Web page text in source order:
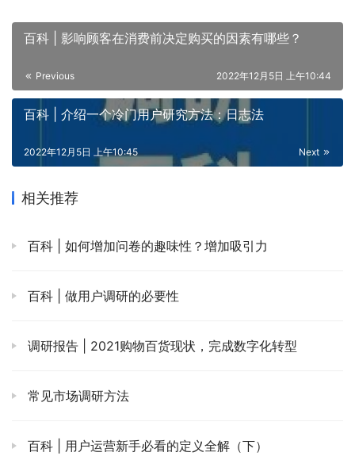
戳“阅读原文”
发布者：调研工厂，转载请注明出处：
Generate poster
百科 | 影响顾客在消费前决定购买的因素有哪些？